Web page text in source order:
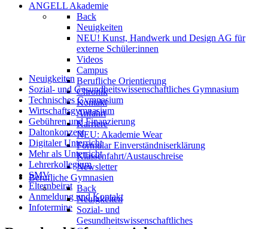
ANGELL Akademie
Back
Neuigkeiten
NEU! Kunst, Handwerk und Design AG für
externe Schüler:innen
Videos
Campus
Berufliche Orientierung
Chronik
Kontakt
Anfahrt
Karriere
NEU: Akademie Wear
Formular Einverständniserklärung
Klassenfahrt/Austauschreise
Newsletter
Berufliche Gymnasien
Back
Neuigkeiten
Sozial- und
Gesundheitswissenschaftliches
Neuigkeiten
Sozial- und Gesundheitswissenschaftliches Gymnasium
Technisches Gymnasium
Wirtschaftsgymnasium
Gebühren und Finanzierung
Daltonkonzept
Digitaler Unterricht
Mehr als Unterricht
Lehrerkollegium
SMV
Elternbeirat
Anmeldung und Kontakt
Infotermine